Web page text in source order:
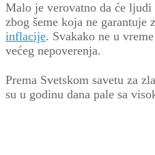
Malo je verovatno da će
zbog šeme koja ne
inflacije. Svakako ne u
većeg nepoverenja.
Prema Svetskom savetu za
su u godinu dana pale sa